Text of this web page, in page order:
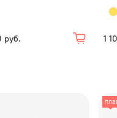
игрушек.
руб. 1